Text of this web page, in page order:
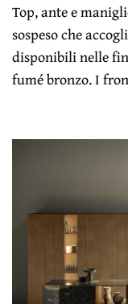
Top, ante e
sospeso che
disponibili nelle
fumé bronzo. I